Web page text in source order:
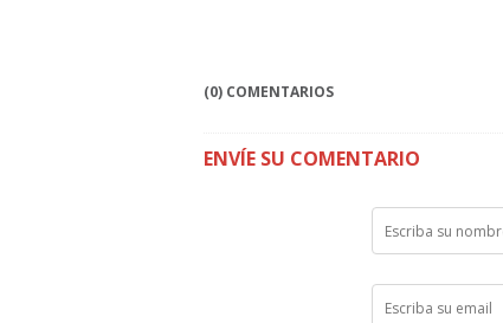
(0) COMENTARIOS
ENVÍE SU COMENTARIO